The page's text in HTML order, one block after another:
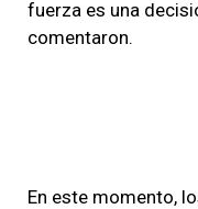
fuerza es una
comentaron.
En este momento,